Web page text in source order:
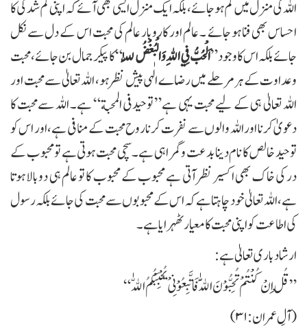
اللہ کی منزل میں گم ہو جائے، بلکہ ایک منزل ایسی بھی آئے کہ اپنی گم شدگی کا
احساس بھی فنا ہو جائے ۔ عالم اور کاروبار عالم کی محبت اس کے دل سے نکل
جائے بلکہ اس کا وجود”اَلْحُبُّ فِي اللهِ وَالْبُغْضُ لِلّٰہِ“ کا پیکر جمال بن جائے ، محبت
و عداوت کے ہر مرحلے میں رضاے الٰہی پیش نظر ہو، اللہ تعالیٰ سے محبت اور
اللہ تعالیٰ ہی کے لیے محبت یہی ہے” توحیدفی المحبة“ ہے۔ اللہ سےمحبت کا
دعویٰ کرنا اور اللہ والوں سے نفرت کرناروح محبت کے منافی ہے، اور اس کو
توحید خالص کا نام دینا بدعت و گمراہی ہے۔ سچی محبت ہوتی ہے تو محبوب کے
در کی خاک بھی اکسیر نظر آتی ہے محبوب کے محبوب کا تو عالم ہی دوبالا ہوتا
ہے، اللہ تعالیٰ خود چاہتا ہے کہ اس کے محبوبوں سے محبت کی جائے بلکہ رسول
کی اطاعت کو اپنی محبت کا معیارٹھہرایا ہے۔
ارشادباری تعالیٰ ہے:
”قُلْ اِنْ كُنْتُمْ تُحِبُّوْنَ اللّٰهَ فَاتَّبِعُوْنِیْ یُحْبِبْكُمُ اللّٰه “
(آلِ عمران:۳۱)